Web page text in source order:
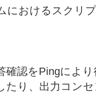
におけるスクリ
確認をPingによ
たり、出力コン